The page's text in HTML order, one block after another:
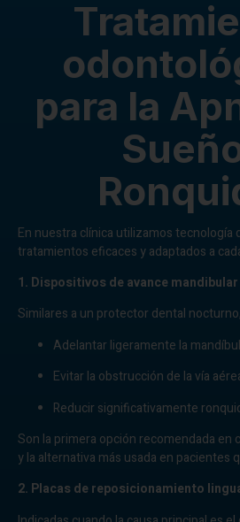
para la
En nuestra clínica utilizamos tecnología
tratamientos eficaces y adaptados a
1. Dispositivos de avance mandibular
Similares a un protector dental
Adelantar ligeramente la
Evitar la obstrucción de la vía
Reducir significativamente
Son la primera opción recomendada en
y la alternativa más usada en pacientes
2. Placas de reposicionamiento